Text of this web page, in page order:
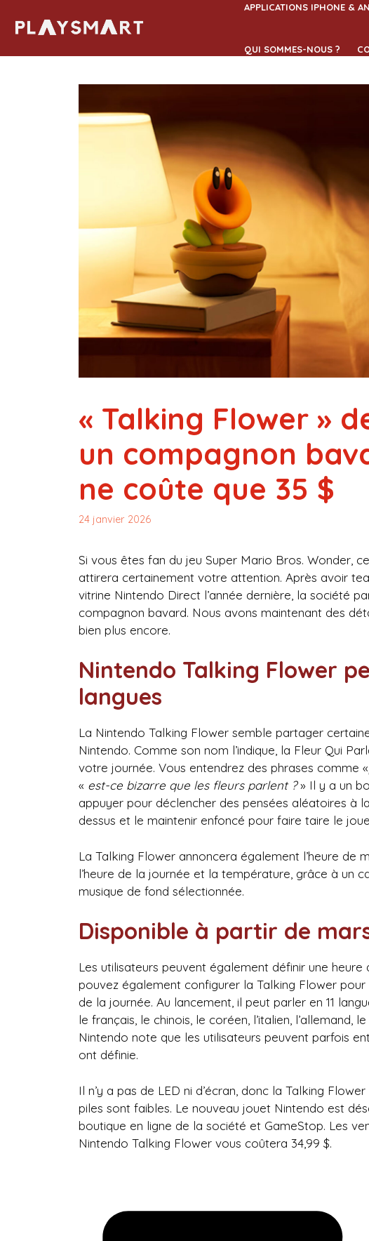
APPLICATIONS IPHONE &
QUI SOMMES-NOUS ?
« Talking Flower »
un compagnon
ne coûte que 35 $
24 janvier 2026
Si vous êtes fan du jeu Super Mario Bros. Wonder,
attirera certainement votre attention. Après avoir
vitrine Nintendo Direct l’année dernière, la société
compagnon bavard. Nous avons maintenant des
bien plus encore.
Nintendo Talking Flower
langues
La Nintendo Talking Flower semble partager
Nintendo. Comme son nom l’indique, la Fleur Qui
votre journée. Vous entendrez des phrases comme «
« est-ce bizarre que les fleurs parlent ?» Il y a un
appuyer pour déclencher des pensées aléatoires à
dessus et le maintenir enfoncé pour faire taire le
La Talking Flower annoncera également l’heure de
l’heure de la journée et la température, grâce à un
musique de fond sélectionnée.
Disponible à partir de
Les utilisateurs peuvent également définir une
pouvez également configurer la Talking Flower
de la journée. Au lancement, il peut parler en 11
le français, le chinois, le coréen, l’italien, l’allemand,
Nintendo note que les utilisateurs peuvent parfois
ont définie.
Il n’y a pas de LED ni d’écran, donc la Talking
piles sont faibles. Le nouveau jouet Nintendo est
boutique en ligne de la société et GameStop. Les
Nintendo Talking Flower vous coûtera 34,99 $.